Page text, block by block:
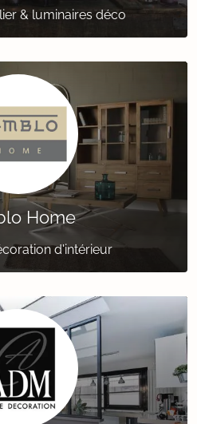
& luminaires déco
Home
d'intérieur